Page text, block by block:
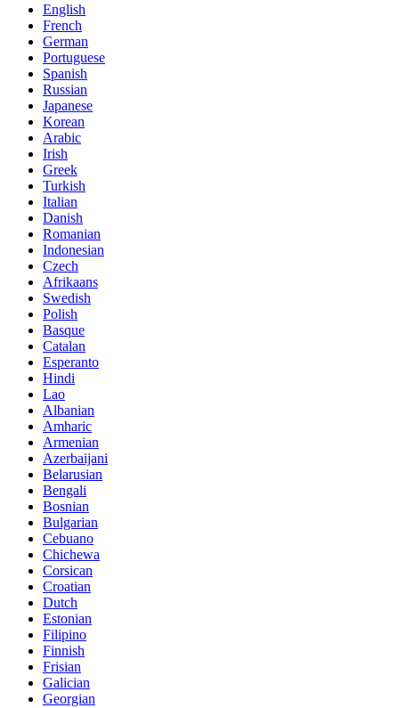
English
French
German
Portuguese
Spanish
Russian
Japanese
Korean
Arabic
Irish
Greek
Turkish
Italian
Danish
Romanian
Indonesian
Czech
Afrikaans
Swedish
Polish
Basque
Catalan
Esperanto
Hindi
Lao
Albanian
Amharic
Armenian
Azerbaijani
Belarusian
Bengali
Bosnian
Bulgarian
Cebuano
Chichewa
Corsican
Croatian
Dutch
Estonian
Filipino
Finnish
Frisian
Galician
Georgian